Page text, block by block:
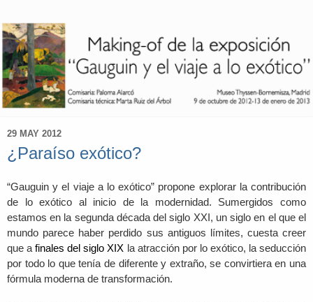
29 MAY 2012
¿Paraíso exótico?
“Gauguin y el viaje a lo exótico” propone explorar la contribución
de lo exótico al inicio de la modernidad. Sumergidos como
estamos en la segunda década del siglo XXI, un siglo en el que el
mundo parece haber perdido sus antiguos límites, cuesta creer
que afinales del siglo XIX laatracción por lo exótico, la seducción
por todo lo que tenía de diferente y extraño, se convirtiera en una
fórmula moderna de transformación.